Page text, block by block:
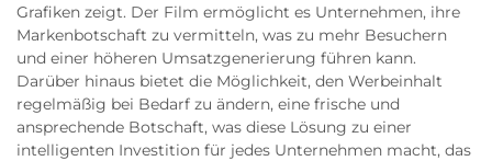
Grafiken zeigt. Der Film ermöglicht es Unternehmen, ihre
Markenbotschaft zu vermitteln, was zu mehr Besuchern
und einer höheren Umsatzgenerierung führen kann.
Darüber hinaus bietet die Möglichkeit, den Werbeinhalt
regelmäßig bei Bedarf zu ändern, eine frische und
ansprechende Botschaft, was diese Lösung zu einer
intelligenten Investition für jedes Unternehmen macht, das